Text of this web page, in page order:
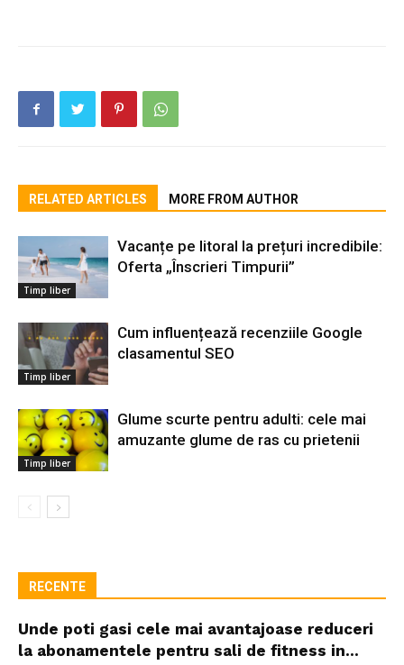
RELATED ARTICLES MORE FROM AUTHOR
Timp liber
Vacanțe pe litoral la prețuri incredibile:
Oferta „Înscrieri Timpurii”
Timp liber
Cum influențează recenziile Google
clasamentul SEO
Timp liber
Glume scurte pentru adulti: cele mai
amuzante glume de ras cu prietenii
RECENTE
Unde poti gasi cele mai avantajoase reduceri
la abonamentele pentru sali de fitness in...